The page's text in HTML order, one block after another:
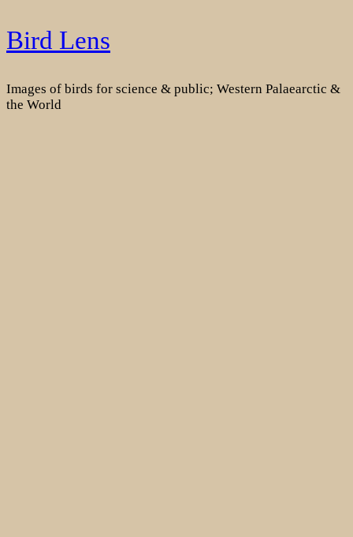
Skip
to
Bird Lens
Images of birds for science & public; Western Palaearctic &
the World